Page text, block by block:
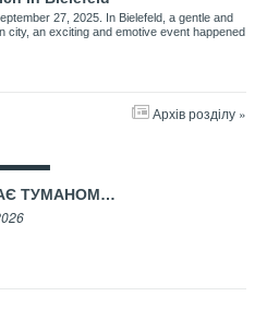
27, 2025. In Bielefeld, a gentle and
city, an exciting and emotive event happened
Архів розділу »
ТУМАНОМ…